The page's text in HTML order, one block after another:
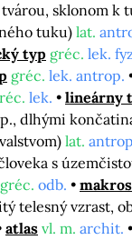
sklonom k
tuku) lat.
typ gréc. lek.
gréc. lek. antrop.
lek. lineárny
dlhými
lat.
s
gréc. odb.
telesný vzrast,
atlas vl. m. archit.